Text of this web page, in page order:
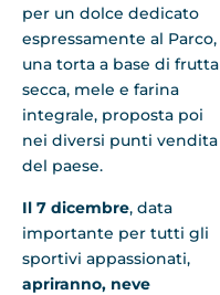
per un dolce dedicato
espressamente al Parco,
una torta a base di frutta
secca, mele e farina
integrale, proposta poi
nei diversi punti vendita
del paese.
Il 7 dicembre, data
importante per tutti gli
sportivi appassionati,
apriranno, neve